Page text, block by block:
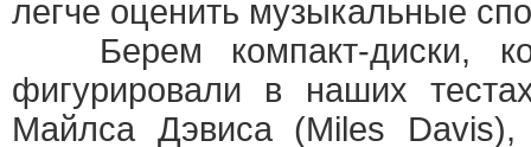
легче оценить музыкальные
Берем компакт-диски,
фигурировали в наших
Майлса Дэвиса (Miles